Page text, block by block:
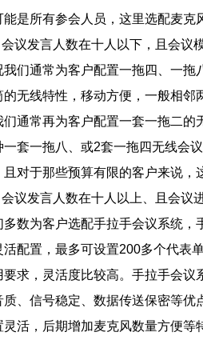
能是所有参会人员，这里选配麦克
议发言人数在十人以下，且会议
我们通常为客户配置一拖四、一拖
的无线特性，移动方便，一般相
们通常再为客户配置一套一拖二的
一套一拖八、或2套一拖四无线会
且对于那些预算有限的客户来说，
会议发言人数在十人以上、且会议
多数为客户选配手拉手会议系统
活配置，最多可设置200多个代表
要求，灵活度比较高。手拉手会
质、信号稳定、数据传送保密等
活，后期增加麦克风数量方便等